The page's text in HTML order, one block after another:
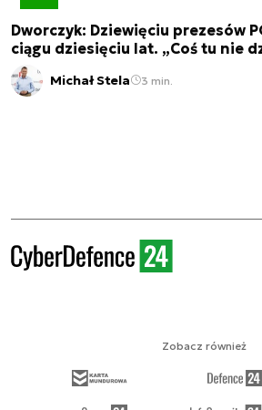
Dworczyk: Dziewięciu prezesów
ciągu dziesięciu lat. „Coś tu nie
Michał Stela 3 min.
Zobacz również